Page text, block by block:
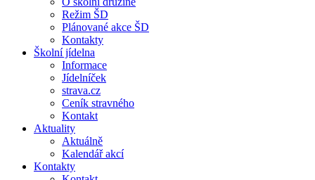
Režim ŠD
Plánované akce ŠD
Kontakty
Školní jídelna
Informace
Jídelníček
strava.cz
Ceník stravného
Kontakt
Aktuality
Aktuálně
Kalendář akcí
Kontakty